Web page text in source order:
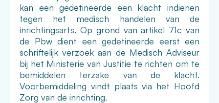
kan een gedetineerde een klacht indienen
tegen het medisch handelen van de
inrichtingsarts. Op grond van artikel 71c van
de Pbw dient een gedetineerde eerst een
schriftelijk verzoek aan de Medisch Adviseur
bij het Ministerie van Justitie te richten om te
bemiddelen terzake van de klacht.
Voorbemiddeling vindt plaats via het Hoofd
Zorg van de inrichting.